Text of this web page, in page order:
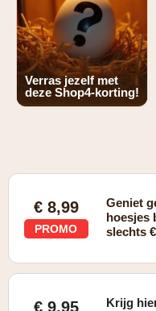
Verras jezelf met
deze Shop4-korting!
€ 8,99
PROMO
Geniet
hoesjes
slechts
€ 9,95
Krijg